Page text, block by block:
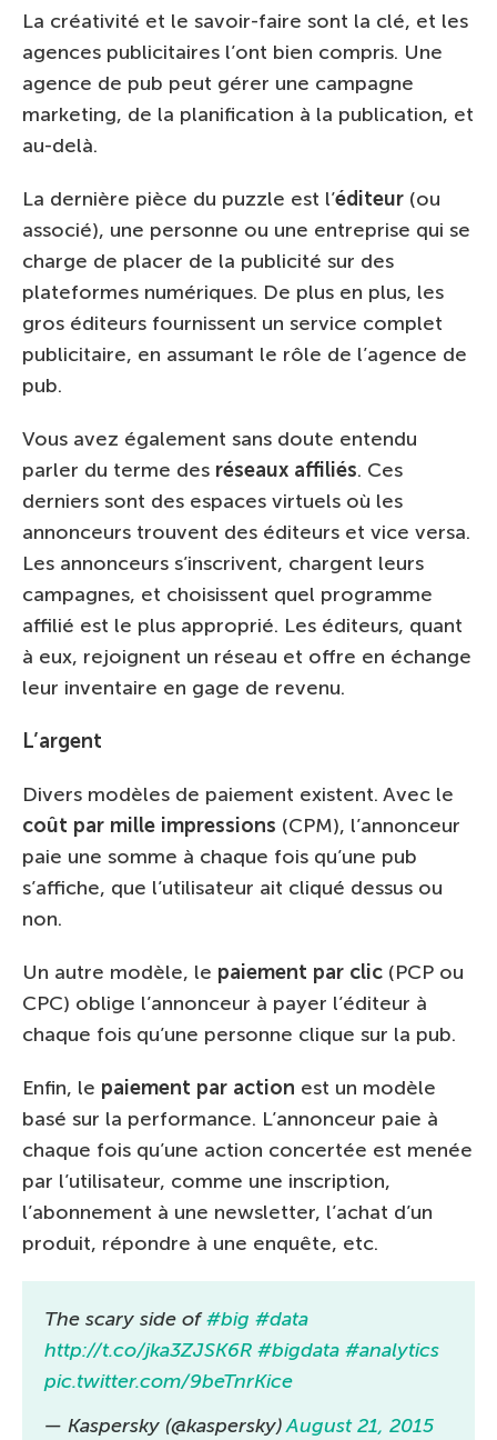
La créativité et le savoir-faire sont la clé, et les
agences publicitaires l’ont bien compris. Une
agence de pub peut gérer une campagne
marketing, de la planification à la publication, et
au-delà.
La dernière pièce du puzzle est l’éditeur (ou
associé), une personne ou une entreprise qui se
charge de placer de la publicité sur des
plateformes numériques. De plus en plus, les
gros éditeurs fournissent un service complet
publicitaire, en assumant le rôle de l’agence de
pub.
Vous avez également sans doute entendu
parler du terme des réseaux affiliés. Ces
derniers sont des espaces virtuels où les
annonceurs trouvent des éditeurs et vice versa.
Les annonceurs s’inscrivent, chargent leurs
campagnes, et choisissent quel programme
affilié est le plus approprié. Les éditeurs, quant
à eux, rejoignent un réseau et offre en échange
leur inventaire en gage de revenu.
L’argent
Divers modèles de paiement existent. Avec le
coût par mille impressions (CPM), l’annonceur
paie une somme à chaque fois qu’une pub
s’affiche, que l’utilisateur ait cliqué dessus ou
non.
Un autre modèle, le paiement par clic (PCP ou
CPC) oblige l’annonceur à payer l’éditeur à
chaque fois qu’une personne clique sur la pub.
Enfin, le paiement par action est un modèle
basé sur la performance. L’annonceur paie à
chaque fois qu’une action concertée est menée
par l’utilisateur, comme une inscription,
l’abonnement à une newsletter, l’achat d’un
produit, répondre à une enquête, etc.
The scary side of#big #data
http://t.co/jka3ZJSK6R #bigdata #analytics
pic.twitter.com/9beTnrKice
— Kaspersky (@kaspersky)August 21, 2015